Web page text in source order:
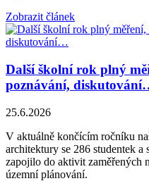
Zobrazit článek
Další školní rok plný
poznávání,
25.6.2026
V aktuálně končícím ročníku
architektury se 286 studentek a
zapojilo do aktivit zaměřených
územní plánování.